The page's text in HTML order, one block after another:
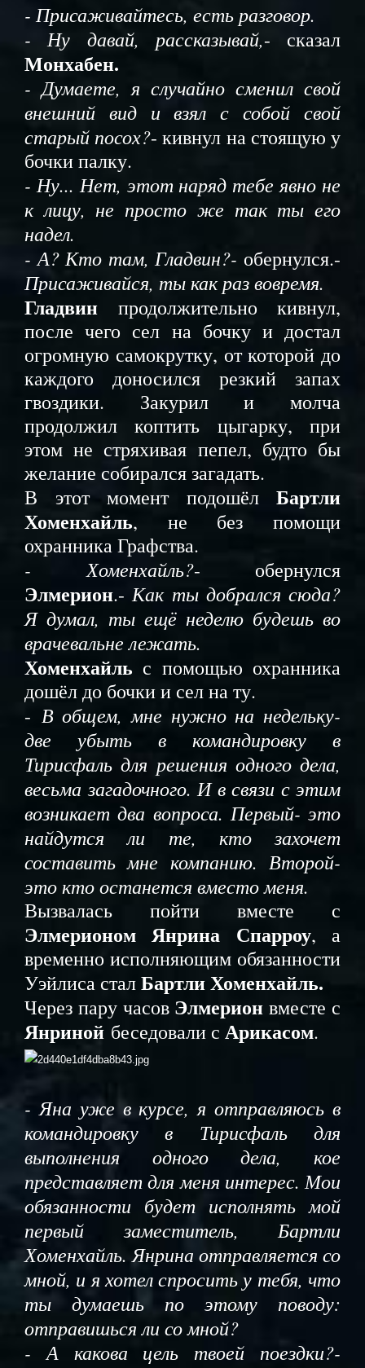
- Присаживайтесь, есть разговор.
- Ну давай, рассказывай,- сказал
Монхабен.
- Думаете, я случайно сменил свой
внешний вид и взял с собой свой
старый посох?- кивнул на стоящую у
бочки палку.
- Ну... Нет, этот наряд тебе явно не
к лицу, не просто же так ты его
надел.
- А? Кто там, Гладвин?- обернулся.-
Присаживайся, ты как раз вовремя.
Гладвин продолжительно кивнул,
после чего сел на бочку и достал
огромную самокрутку, от которой до
каждого доносился резкий запах
гвоздики. Закурил и молча
продолжил коптить цыгарку, при
этом не стряхивая пепел, будто бы
желание собирался загадать.
В этот момент подошёл Бартли
Хоменхайль, не без помощи
охранника Графства.
- Хоменхайль?- обернулся
Элмерион.-Как ты добрался сюда?
Я думал, ты ещё неделю будешь во
врачевальне лежать.
Хоменхайль с помощью охранника
дошёл до бочки и сел на ту.
- В общем, мне нужно на недельку-
две убыть в командировку в
Тирисфаль для решения одного дела,
весьма загадочного. И в связи с этим
возникает два вопроса. Первый- это
найдутся ли те, кто захочет
составить мне компанию. Второй-
это кто останется вместо меня.
Вызвалась пойти вместе с
Элмерионом Янрина Спарроу, а
временно исполняющим обязанности
Уэйлиса сталБартли Хоменхайль.
Через пару часов Элмерион вместе с
Янриной беседовали с Арикасом.
- Яна уже в курсе, я отправляюсь в
командировку в Тирисфаль для
выполнения одного дела, кое
представляет для меня интерес. Мои
обязанности будет исполнять мой
первый заместитель, Бартли
Хоменхайль. Янрина отправляется со
мной, и я хотел спросить у тебя, что
ты думаешь по этому поводу:
отправишься ли со мной?
- А какова цель твоей поездки?-